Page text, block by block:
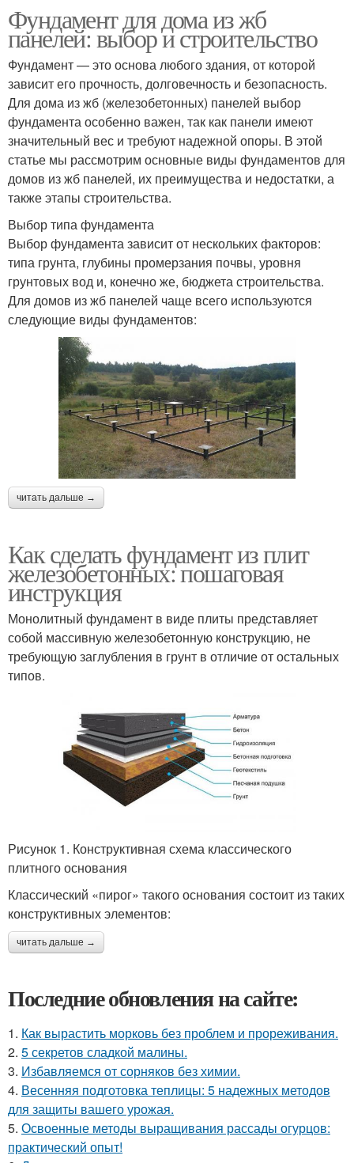
Фундамент для дома из жб
панелей: выбор и строительство
Фундамент — это основа любого здания, от которой
зависит его прочность, долговечность и безопасность.
Для дома из жб (железобетонных) панелей выбор
фундамента особенно важен, так как панели имеют
значительный вес и требуют надежной опоры. В этой
статье мы рассмотрим основные виды фундаментов для
домов из жб панелей, их преимущества и недостатки, а
также этапы строительства.
Выбор типа фундамента
Выбор фундамента зависит от нескольких факторов:
типа грунта, глубины промерзания почвы, уровня
грунтовых вод и, конечно же, бюджета строительства.
Для домов из жб панелей чаще всего используются
следующие виды фундаментов:
читать дальше →
Как сделать фундамент из плит
железобетонных: пошаговая
инструкция
Монолитный фундамент в виде плиты представляет
собой массивную железобетонную конструкцию, не
требующую заглубления в грунт в отличие от остальных
типов.
Рисунок 1. Конструктивная схема классического
плитного основания
Классический «пирог» такого основания состоит из таких
конструктивных элементов:
читать дальше →
Последние обновления на сайте:
1. Как вырастить морковь без проблем и прореживания.
2. 5 секретов сладкой малины.
3. Избавляемся от сорняков без химии.
4. Весенняя подготовка теплицы: 5 надежных методов
для защиты вашего урожая.
5. Освоенные методы выращивания рассады огурцов:
практический опыт!